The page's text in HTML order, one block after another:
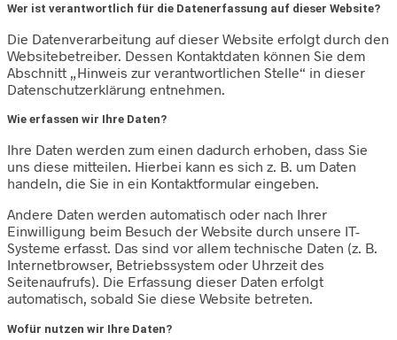
Wer ist verantwortlich für die Datenerfassung auf dieser Website?
Die Datenverarbeitung auf dieser Website erfolgt durch den
Websitebetreiber. Dessen Kontaktdaten können Sie dem
Abschnitt „Hinweis zur verantwortlichen Stelle“ in dieser
Datenschutzerklärung entnehmen.
Wie erfassen wir Ihre Daten?
Ihre Daten werden zum einen dadurch erhoben, dass Sie
uns diese mitteilen. Hierbei kann es sich z. B. um Daten
handeln, die Sie in ein Kontaktformular eingeben.
Andere Daten werden automatisch oder nach Ihrer
Einwilligung beim Besuch der Website durch unsere IT-
Systeme erfasst. Das sind vor allem technische Daten (z. B.
Internetbrowser, Betriebssystem oder Uhrzeit des
Seitenaufrufs). Die Erfassung dieser Daten erfolgt
automatisch, sobald Sie diese Website betreten.
Wofür nutzen wir Ihre Daten?